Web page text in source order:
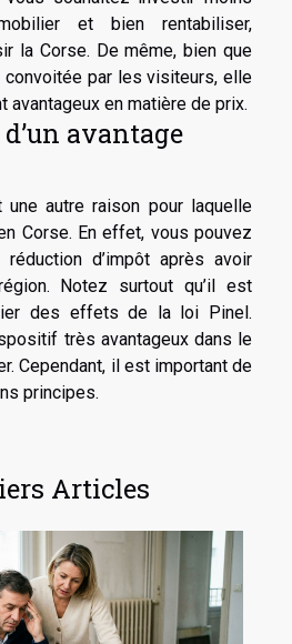
et bien rentabiliser,
la Corse. De même, bien que
par les visiteurs, elle
avantageux en matière de prix.
avantage
une autre raison pour laquelle
Corse. En effet, vous pouvez
réduction d’impôt après avoir
Notez surtout qu’il est
des effets de la loi Pinel.
très avantageux dans le
Cependant, il est important de
principes.
Articles